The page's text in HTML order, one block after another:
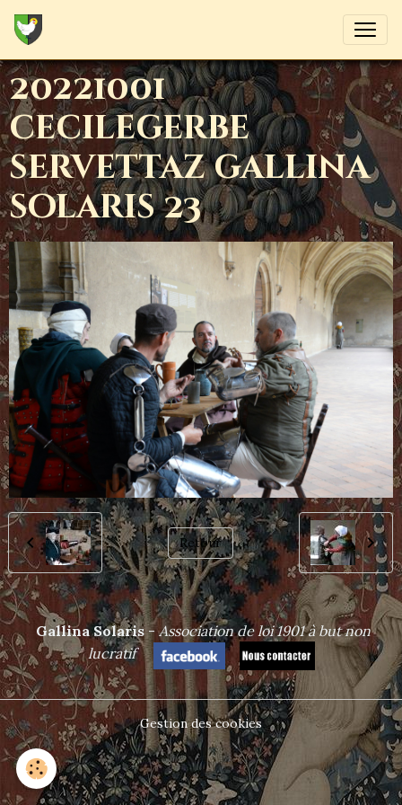
20221001
cecilegerbe
servettaz gallina
solaris 23
Retour
Gallina Solaris-Association de loi 1901 à but non
lucratif
Gestion des cookies